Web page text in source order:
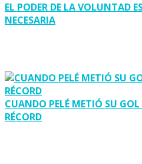
EL PODER DE LA VOLUNTAD
NECESARIA
CUANDO PELÉ METIÓ SU
RÉCORD